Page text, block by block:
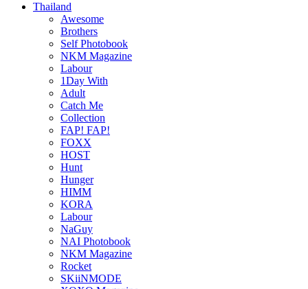
Thailand
Awesome
Brothers
Self Photobook
NKM Magazine
Labour
1Day With
Adult
Catch Me
Collection
FAP! FAP!
FOXX
HOST
Hunt
Hunger
HIMM
KORA
Labour
NaGuy
NAI Photobook
NKM Magazine
Rocket
SKiiNMODE